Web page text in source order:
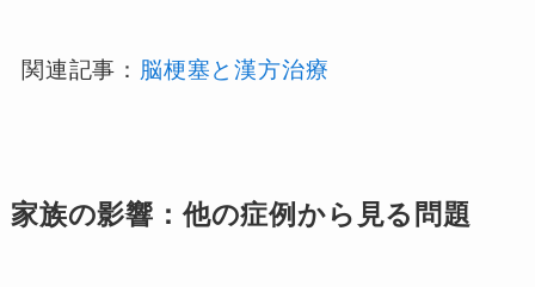
関連記事： 脳梗塞と漢方治療
家族の影響：他の症例から見る問題